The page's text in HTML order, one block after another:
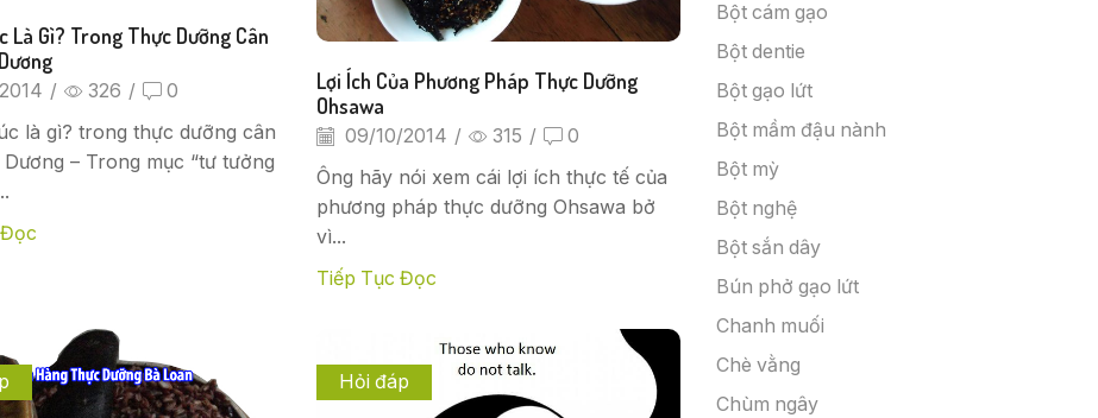
Là Gì? Trong Thực Dưỡng Cân
/ 326 / 0
là gì? trong thực dưỡng cân
– Trong mục “tư tưởng
Lợi Ích Của Phương Pháp Thực Dưỡng
Ohsawa
09/10/2014 / 315 / 0
Ông hãy nói xem cái lợi ích thực tế của
phương pháp thực dưỡng Ohsawa bở
vì...
Tiếp Tục Đọc
Hỏi đáp
Bột cám gạo
Bột dentie
Bột gạo lứt
Bột mầm đậu nành
Bột mỳ
Bột nghệ
Bột sắn dây
Bún phở gạo lứt
Chanh muối
Chè vằng
Chùm ngây